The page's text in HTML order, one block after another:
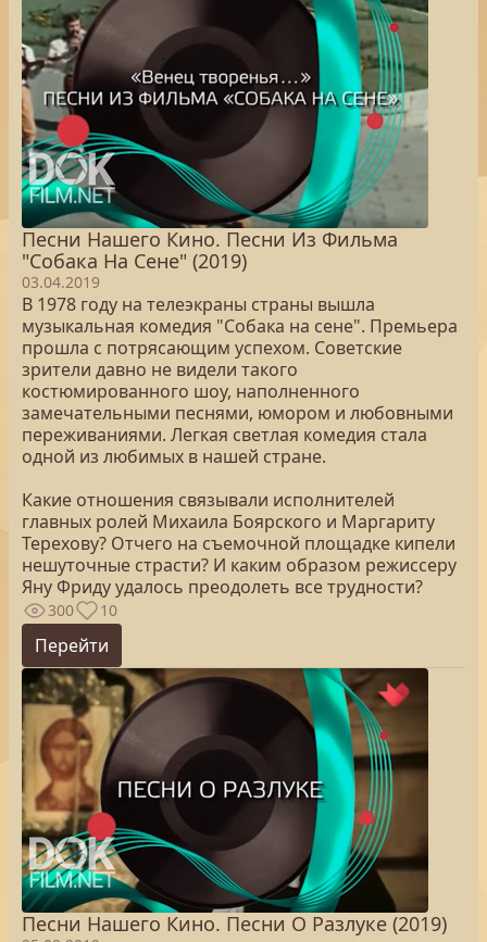
Песни Нашего Кино. Песни Из Фильма
"Собака На Сене" (2019)
03.04.2019
В 1978 году на телеэкраны страны вышла
музыкальная комедия "Собака на сене". Премьера
прошла с потрясающим успехом. Советские
зрители давно не видели такого
костюмированного шоу, наполненного
замечательными песнями, юмором и любовными
переживаниями. Легкая светлая комедия стала
одной из любимых в нашей стране.
Какие отношения связывали исполнителей
главных ролей Михаила Боярского и Маргариту
Терехову? Отчего на съемочной площадке кипели
нешуточные страсти? И каким образом режиссеру
Яну Фриду удалось преодолеть все трудности?
300 10
Перейти
Песни Нашего Кино. Песни О Разлуке (2019)